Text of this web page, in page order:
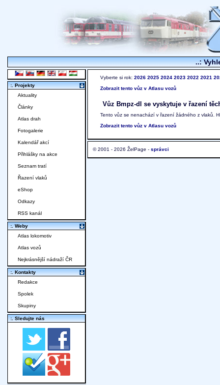
..:
Vyberte si rok: 2026 2025 2024 2023 2022 2021
Zobrazit tento vůz v Atlasu vozů
Vůz Bmpz-dl se vyskytuje v řazení
Tento vůz se nenachází v řazení žádného z vlaků.
Zobrazit tento vůz v Atlasu vozů
© 2001 - 2026 ŽelPage - správci
:. Projekty
Aktuality
Články
Atlas drah
Fotogalerie
Kalendář akcí
Přihlášky na akce
Seznam tratí
Řazení vlaků
eShop
Odkazy
RSS kanál
:. Weby
Atlas lokomotiv
Atlas vozů
Nejkrásnější nádraží ČR
:. Kontakty
Redakce
Spolek
Skupiny
:. Sledujte nás